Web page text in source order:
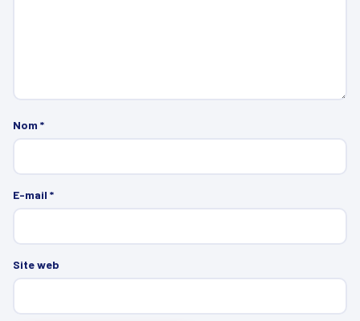
Nom *
E-mail *
Site web